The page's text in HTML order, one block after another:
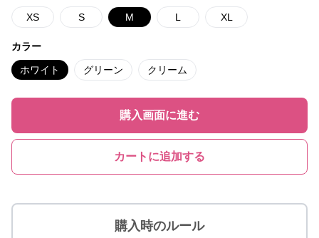
XS S M L XL
カラー
ホワイト グリーン クリーム
購入画面に進む
カートに追加する
購入時のルール